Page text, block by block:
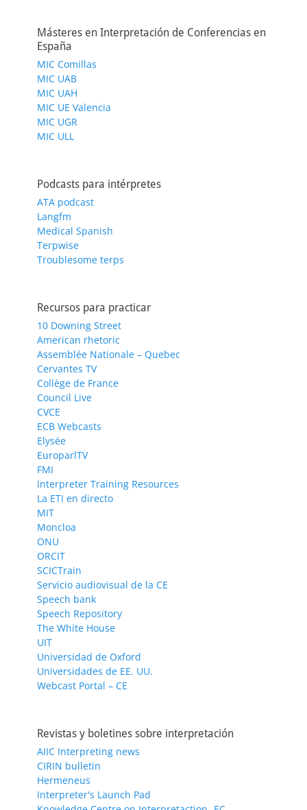
Másteres en Interpretación de Conferencias en
España
MIC Comillas
MIC UAB
MIC UAH
MIC UE Valencia
MIC UGR
MIC ULL
Podcasts para intérpretes
ATA podcast
Langfm
Medical Spanish
Terpwise
Troublesome terps
Recursos para practicar
10 Downing Street
American rhetoric
Assemblée Nationale – Quebec
Cervantes TV
Collège de France
Council Live
CVCE
ECB Webcasts
Elysée
EuroparlTV
FMI
Interpreter Training Resources
La ETI en directo
MIT
Moncloa
ONU
ORCIT
SCICTrain
Servicio audiovisual de la CE
Speech bank
Speech Repository
The White House
UIT
Universidad de Oxford
Universidades de EE. UU.
Webcast Portal – CE
Revistas y boletines sobre interpretación
AIIC Interpreting news
CIRIN bulletin
Hermeneus
Interpreter's Launch Pad